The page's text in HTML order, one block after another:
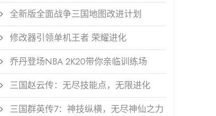
全新版全面战争三国地图改进计划
修改器引领单机王者 荣耀进化
乔丹登场NBA 2K20带你亲临训练场
三国赵云传：无尽技能点，无限进化
三国群英传7：神技纵横，无尽神仙之力